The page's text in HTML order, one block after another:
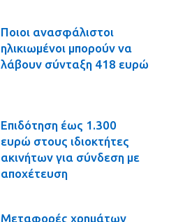
Ποιοι ανασφάλιστοι
ηλικιωμένοι μπορούν να
λάβουν σύνταξη 418 ευρώ
Επιδότηση έως 1.300
ευρώ στους ιδιοκτήτες
ακινήτων για σύνδεση με
αποχέτευση
Μεταφορές χρημάτων